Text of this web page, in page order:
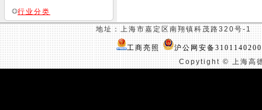
行业分类
地址：上海市嘉定区南翔镇科茂路320号-1
工商亮照
沪公网安备
Copytight ©上海高